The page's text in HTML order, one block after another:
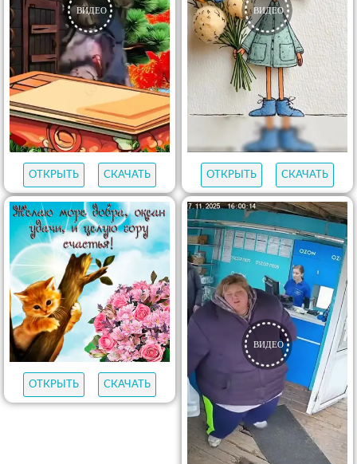
ОТКРЫТЬ СКАЧАТЬ ОТКРЫТЬ СКАЧАТЬ
ОТКРЫТЬ СКАЧАТЬ